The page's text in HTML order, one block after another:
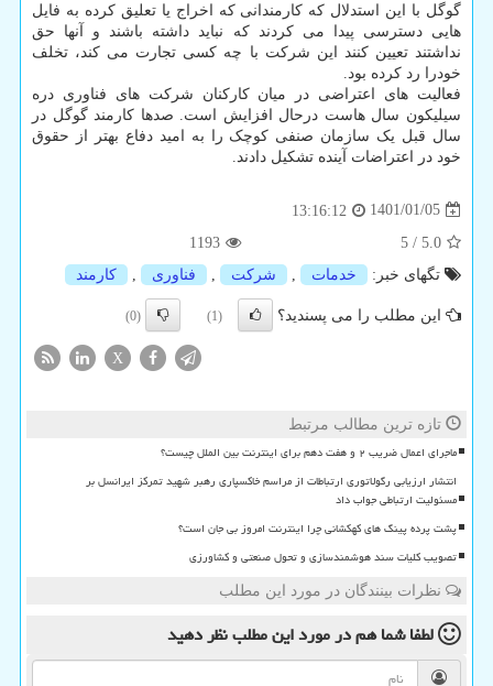
گوگل با این استدلال که کارمندانی که اخراج یا تعلیق کرده به فایل
هایی دسترسی پیدا می کردند که نباید داشته باشند و آنها حق
نداشتند تعیین کنند این شرکت با چه کسی تجارت می کند، تخلف
خودرا رد کرده بود.
فعالیت های اعتراضی در میان کارکنان شرکت های فناوری دره
سیلیکون سال هاست درحال افزایش است. صدها کارمند گوگل در
سال قبل یک سازمان صنفی کوچک را به امید دفاع بهتر از حقوق
خود در اعتراضات آینده تشکیل دادند.
1401/01/05
13:16:12
5.0
/
5
1193
تگهای خبر:
خدمات , شركت , فناوری , كارمند
این مطلب را می پسندید؟ (1)
(0)
X
تازه ترین مطالب مرتبط
ماجرای اعمال ضریب ۲ و هفت دهم برای اینترنت بین الملل چیست؟
انتشار ارزیابی رگولاتوری ارتباطات از مراسم خاکسپاری رهبر شهید تمرکز ایرانسل بر
مسئولیت ارتباطی جواب داد
پشت پرده پینگ های کهکشانی چرا اینترنت امروز بی جان است؟
تصویب کلیات سند هوشمندسازی و تحول صنعتی و کشاورزی
نظرات بینندگان در مورد این مطلب
لطفا شما همدر مورد این مطلبنظر دهید